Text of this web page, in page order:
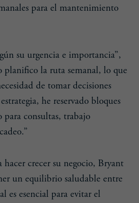
para el mantenimiento
su urgencia e importancia”,
planifico la ruta semanal, lo que
de tomar decisiones
he reservado bloques
para consultas, trabajo
crecer su negocio, Bryant
un equilibrio saludable entre
es esencial para evitar el